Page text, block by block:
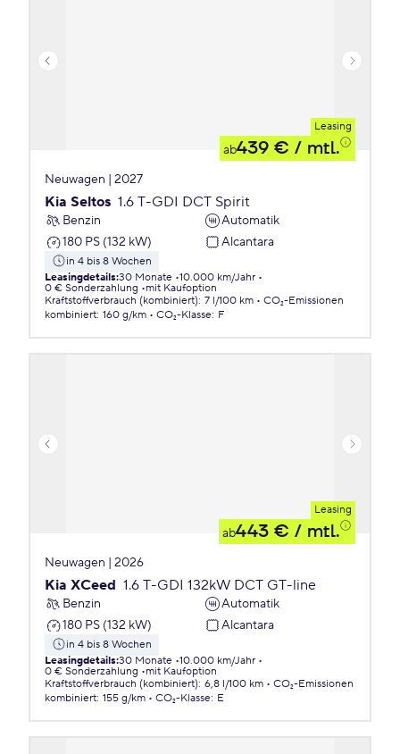
Leasing
ab439 € / mtl.
Neuwagen | 2027
Kia Seltos 1.6 T-GDI DCT Spirit
Benzin
Automatik
180 PS (132 kW)
Alcantara
in 4 bis 8 Wochen
Leasingdetails:30 Monate 10.000 km/Jahr
0 € Sonderzahlung
mit Kaufoption
Kraftstoffverbrauch (kombiniert): 7 l/100 km
CO₂-Emissionen
kombiniert: 160 g/km CO₂-Klasse: F
Leasing
ab443 € / mtl.
Neuwagen | 2026
Kia XCeed 1.6 T-GDI 132kW DCT GT-line
Benzin
Automatik
180 PS (132 kW)
Alcantara
in 4 bis 8 Wochen
Leasingdetails:30 Monate 10.000 km/Jahr
0 € Sonderzahlung
mit Kaufoption
Kraftstoffverbrauch (kombiniert): 6,8 l/100 km
CO₂-Emissionen
kombiniert: 155 g/km CO₂-Klasse: E